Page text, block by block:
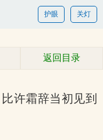
关灯
护眼
返回目录
许霜辞当初见到